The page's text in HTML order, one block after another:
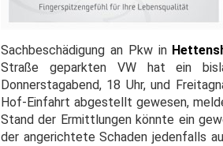
Sachbeschädigung an Pkw in
Straße geparkten VW hat ein
Donnerstagabend, 18 Uhr, und
Hof-Einfahrt abgestellt gewesen,
Stand der Ermittlungen könnte ein
der angerichtete Schaden jedenfalls